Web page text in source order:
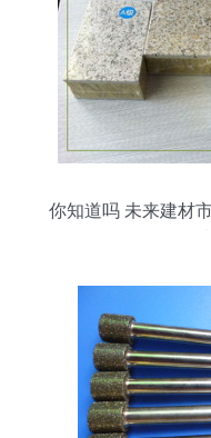
你知道吗 未来建材